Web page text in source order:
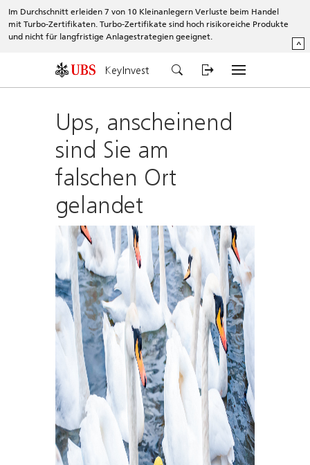
Im Durchschnitt erleiden 7 von 10 Kleinanlegern Verluste beim Handel
mit Turbo-Zertifikaten. Turbo-Zertifikate sind hoch risikoreiche Produkte
und nicht für langfristige Anlagestrategien geeignet.
^
KeyInvest
Ups, anscheinend
sind Sie am
falschen Ort
gelandet